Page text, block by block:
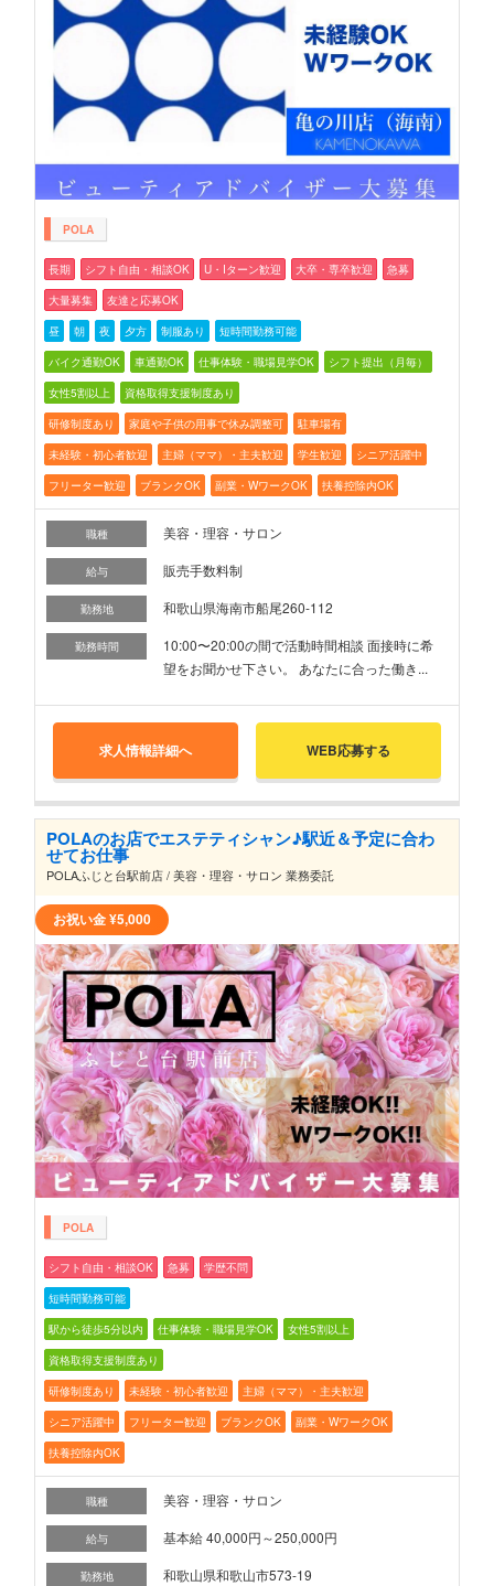
POLA
長期 シフト自由・相談OK U・Iターン歓迎 大卒・専卒歓迎
急募
大量募集
友達と応募OK
昼
朝 夜 夕方 制服あり
短時間勤務可能
バイク通勤OK
車通勤OK 仕事体験・職場見学OK
シフト提出（月毎）
女性5割以上
資格取得支援制度あり
研修制度あり
家庭や子供の用事で休み調整可
駐車場有
未経験・初心者歓迎
主婦（ママ）・主夫歓迎 学生歓迎
シニア活躍中
フリーター歓迎
ブランクOK 副業・WワークOK 扶養控除内OK
職種 美容・理容・サロン
給与 販売手数料制
勤務地 和歌山県海南市船尾260-112
勤務時間
10:00〜20:00の間で活動時間相談 面接時に希
望をお聞かせ下さい。 あなたに合った働き...
求人情報詳細へ WEB応募する
POLAのお店でエステティシャン♪駅近＆予定に合わ
せてお仕事
POLAふじと台駅前店 / 美容・理容・サロン 業務委託
お祝い金¥5,000
POLA
シフト自由・相談OK 急募
学歴不問
短時間勤務可能
駅から徒歩5分以内
仕事体験・職場見学OK
女性5割以上
資格取得支援制度あり
研修制度あり
未経験・初心者歓迎
主婦（ママ）・主夫歓迎
シニア活躍中
フリーター歓迎 ブランクOK
副業・WワークOK
扶養控除内OK
職種 美容・理容・サロン
給与 基本給 40,000円～250,000円
勤務地 和歌山県和歌山市573-19